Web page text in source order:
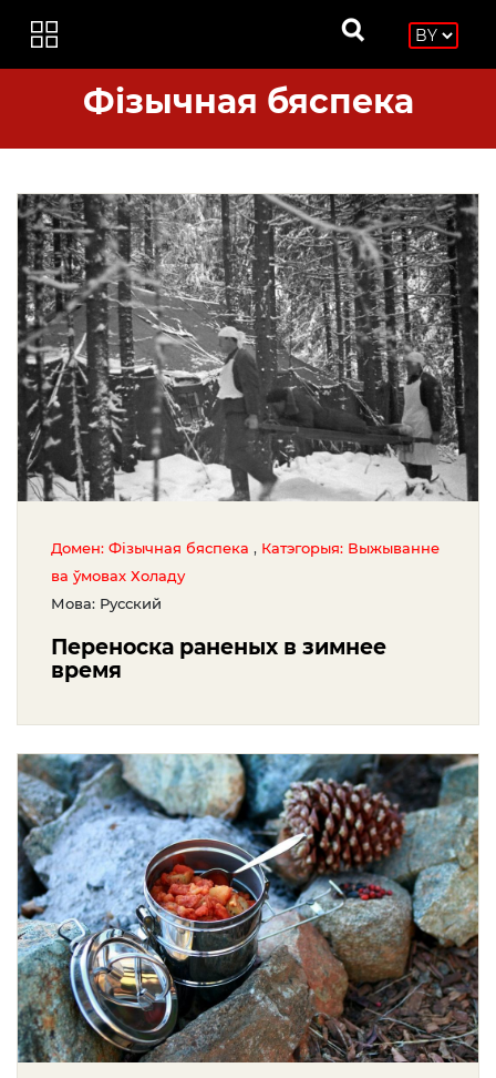
Фізычная бяспека
Домен: Фізычная бяспека , Катэгорыя: Выжыванне
ва ўмовах Холаду
Мова: Русский
Переноска раненых в зимнее
время